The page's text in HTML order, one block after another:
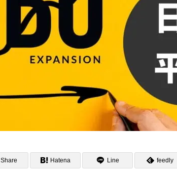
今日は円インデックスチャート
見ましょう
ナスダックは高値圏持ち合いだ
、まだ目標値は未達。
Share Hatena Line feedly